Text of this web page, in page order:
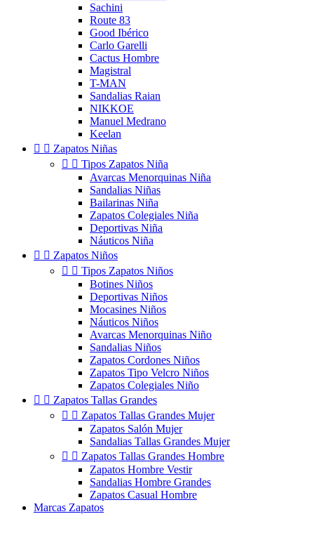
Sachini
Route 83
Good Ibérico
Carlo Garelli
Cactus Hombre
Magistral
T-MAN
Sandalias Raian
NIKKOE
Manuel Medrano
Keelan
  Zapatos Niñas
  Tipos Zapatos Niña
Avarcas Menorquinas Niña
Sandalias Niñas
Bailarinas Niña
Zapatos Colegiales Niña
Deportivas Niña
Náuticos Niña
  Zapatos Niños
  Tipos Zapatos Niños
Botines Niños
Deportivas Niños
Mocasines Niños
Náuticos Niños
Avarcas Menorquinas Niño
Sandalias Niños
Zapatos Cordones Niños
Zapatos Tipo Velcro Niños
Zapatos Colegiales Niño
  Zapatos Tallas Grandes
  Zapatos Tallas Grandes Mujer
Zapatos Salón Mujer
Sandalias Tallas Grandes Mujer
  Zapatos Tallas Grandes Hombre
Zapatos Hombre Vestir
Sandalias Hombre Grandes
Zapatos Casual Hombre
Marcas Zapatos